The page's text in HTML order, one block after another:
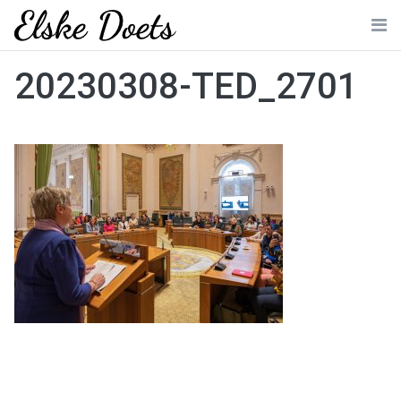
Skip
content
20230308-TED_2701